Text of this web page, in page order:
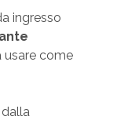
ingresso
come